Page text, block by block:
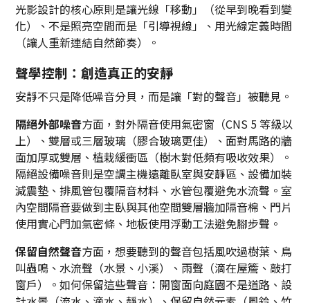
光影設計的核心原則是讓光線「移動」（從早到晚看到變
化）、不是照亮空間而是「引導視線」、用光線定義時間
（讓人重新連結自然節奏）。
聲學控制：創造真正的安靜
安靜不只是降低噪音分貝，而是讓「對的聲音」被聽見。
隔絕外部噪音方面，對外隔音使用氣密窗（CNS 5 等級以
上）、雙層或三層玻璃（膠合玻璃更佳）、面對馬路的牆
面加厚或雙層、植栽緩衝區（樹木對低頻有吸收效果）。
隔絕設備噪音則是空調主機遠離臥室與安靜區、設備加裝
減震墊、排風管包覆隔音材料、水管包覆避免水流聲。室
內空間隔音要做到主臥與其他空間雙層牆加隔音棉、門片
使用實心門加氣密條、地板使用浮動工法避免腳步聲。
保留自然聲音方面，想要聽到的聲音包括風吹過樹葉、鳥
叫蟲鳴、水流聲（水景、小溪）、雨聲（滴在屋簷、敲打
窗戶）。如何保留這些聲音：開窗面向庭園不是道路、設